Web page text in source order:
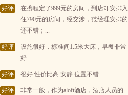
好评
在携程定了999元的房间，到店却安排入
住790元的房间，经交涉，范经理安排的
还不错；...
好评
设施很好，标准间1.5米大床，早餐非常
好
好评 很好 性价比高 安静 位置不错
好评
非常一般，作为aloft酒店，酒店人员的